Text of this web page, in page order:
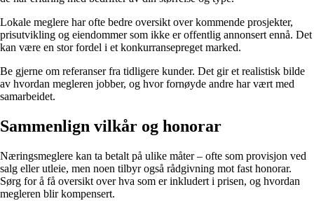
Lokale meglere har ofte bedre oversikt over kommende prosjekter,
prisutvikling og eiendommer som ikke er offentlig annonsert ennå. Det
kan være en stor fordel i et konkurransepreget marked.
Be gjerne om referanser fra tidligere kunder. Det gir et realistisk bilde
av hvordan megleren jobber, og hvor fornøyde andre har vært med
samarbeidet.
Sammenlign vilkår og honorar
Næringsmeglere kan ta betalt på ulike måter – ofte som provisjon ved
salg eller utleie, men noen tilbyr også rådgivning mot fast honorar.
Sørg for å få oversikt over hva som er inkludert i prisen, og hvordan
megleren blir kompensert.